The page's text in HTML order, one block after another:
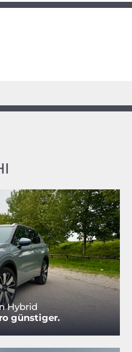
Hybrid
günstiger.